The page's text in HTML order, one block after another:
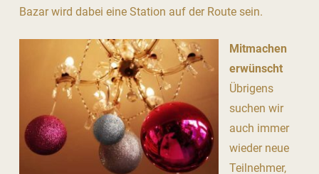
Bazar wird dabei eine Station auf der Route sein.
Mitmachen
erwünscht
Übrigens
suchen wir
auch immer
wieder neue
Teilnehmer,